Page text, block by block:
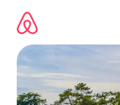
directement
contenu